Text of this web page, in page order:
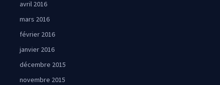
avril 2016
mars 2016
février 2016
janvier 2016
décembre 2015
novembre 2015